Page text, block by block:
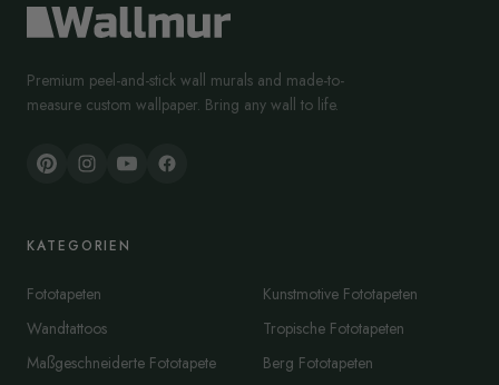
Premium peel-and-stick wall murals and made-to-
measure custom wallpaper. Bring any wall to life.
KATEGORIEN
Fototapeten
Wandtattoos
Maßgeschneiderte Fototapete
Kunstmotive Fototapeten
Tropische Fototapeten
Berg Fototapeten